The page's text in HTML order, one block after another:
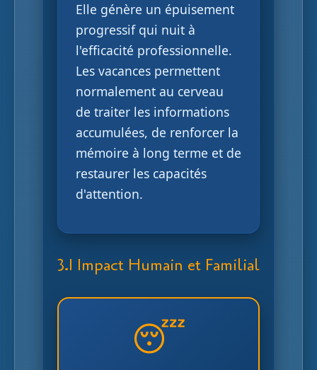
Elle génère un épuisement
progressif qui nuit à
l'efficacité professionnelle.
Les vacances permettent
normalement au cerveau
de traiter les informations
accumulées, de renforcer la
mémoire à long terme et de
restaurer les capacités
d'attention.
3.1 Impact Humain et Familial
😴
Les salariés qui travaillent
pendant leurs congés